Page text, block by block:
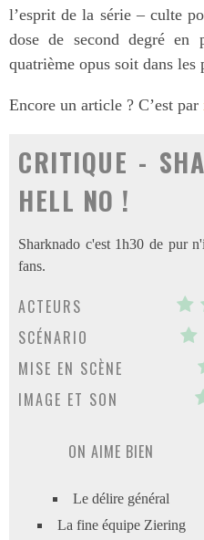
l’esprit de la série – culte
dose de second degré en
quatrième opus soit dans
Encore un article ? C’est par
CRITIQUE -
HELL NO !
Sharknado c'est 1h30 de pur
fans.
ACTEURS
SCÉNARIO
MISE EN SCÈNE
IMAGE ET SON
ON AIME BIEN
Le délire général
La fine équipe Ziering